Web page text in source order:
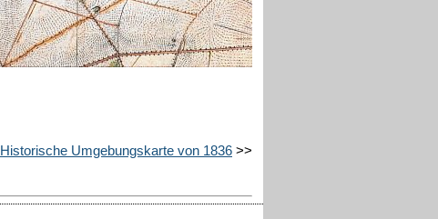
Historische Umgebungskarte von 1836 >>